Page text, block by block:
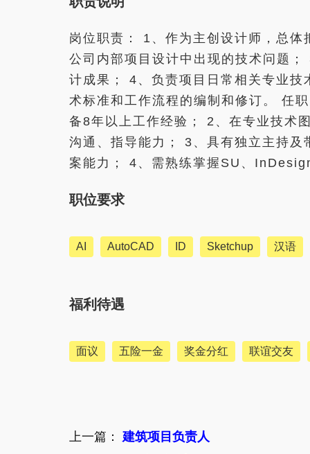
岗位职责： 1、作为主创设计师，总
公司内部项目设计中出现的技术问题
计成果； 4、负责项目日常相关专业
术标准和工作流程的编制和修订。 任
备8年以上工作经验； 2、在专业技术
沟通、指导能力； 3、具有独立主持
案能力； 4、需熟练掌握SU、
职位要求
AI AutoCAD ID Sketchup 汉语
福利待遇
面议 五险一金 奖金分红 联谊交友
上一篇： 建筑项目负责人